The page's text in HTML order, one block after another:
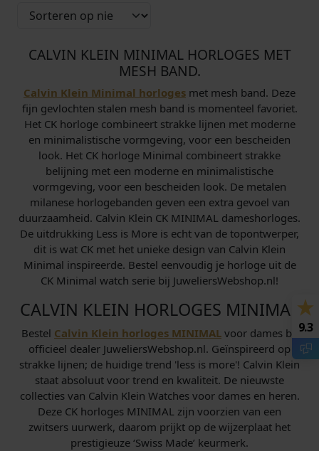
CALVIN KLEIN MINIMAL HORLOGES MET
MESH BAND.
Calvin Klein Minimal horloges met mesh band. Deze
fijn gevlochten stalen mesh band is momenteel favoriet.
Het CK horloge combineert strakke lijnen met moderne
en minimalistische vormgeving, voor een bescheiden
look. Het CK horloge Minimal combineert strakke
belijning met een moderne en minimalistische
vormgeving, voor een bescheiden look. De metalen
milanese horlogebanden geven een extra gevoel van
duurzaamheid. Calvin Klein CK MINIMAL dameshorloges.
De uitdrukking Less is More is echt van de topontwerper,
dit is wat CK met het unieke design van Calvin Klein
Minimal inspireerde. Bestel eenvoudig je horloge uit de
CK Minimal watch serie bij JuweliersWebshop.nl!
CALVIN KLEIN HORLOGES MINIMAL
Bestel Calvin Klein horloges MINIMAL voor dames bij
officieel dealer JuweliersWebshop.nl. Geïnspireerd op
strakke lijnen; de huidige trend 'less is more'! Calvin Klein
staat absoluut voor trend en kwaliteit. De nieuwste
collecties van Calvin Klein Watches voor dames en heren.
Deze CK horloges MINIMAL zijn voorzien van een
zwitsers uurwerk, daarom prijkt op de wijzerplaat het
prestigieuze ‘Swiss Made’ keurmerk.
9.3